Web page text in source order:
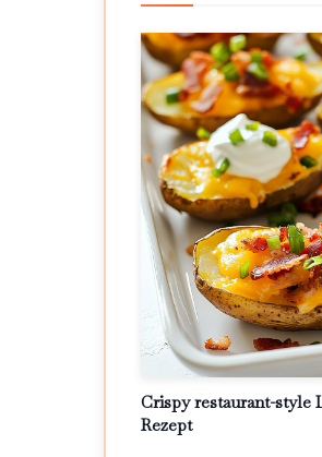
Crispy restaurant-style
Rezept